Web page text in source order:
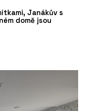
Janákův s
domě jsou